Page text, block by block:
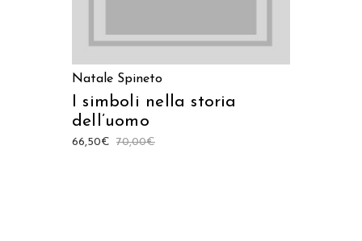
Natale Spineto
I simboli nella storia
dell’uomo
70,00€
66,50€